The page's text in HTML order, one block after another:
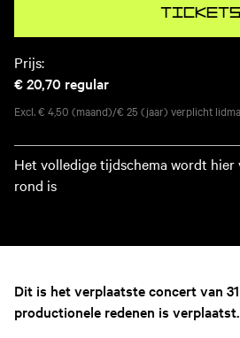
Tickets
Prijs:
€ 20,70 regular
Excl. € 4,50 (maand)/€ 25 (jaar) verplicht
Het volledige tijdschema wordt hier
rond is
Dit is het verplaatste concert van
productionele redenen is verplaatst.